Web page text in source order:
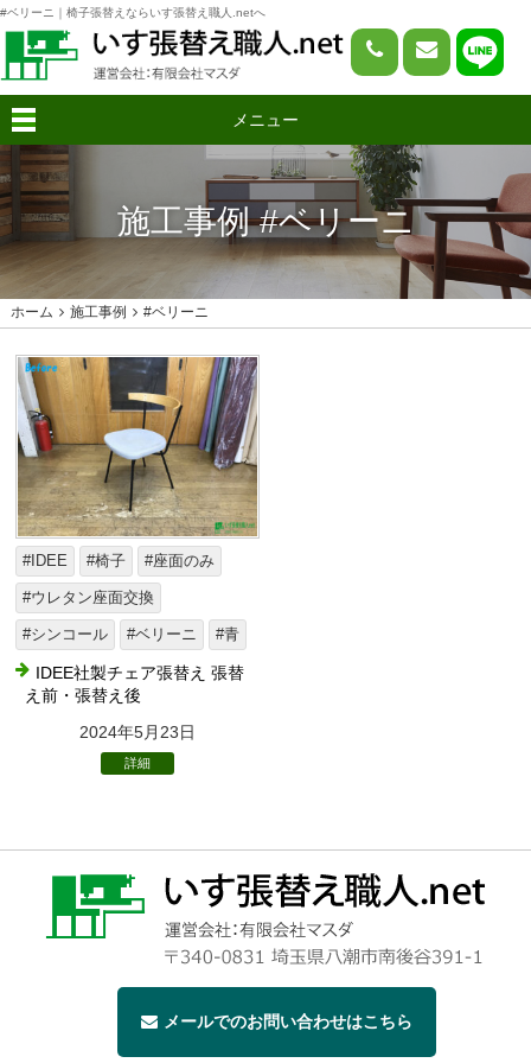
#ベリーニ｜椅子張替えならいす張替え職人.netへ
メニュー
施工事例 #ベリーニ
ホーム 施工事例 #ベリーニ
#IDEE #椅子 #座面のみ
#ウレタン座面交換
#シンコール #ベリーニ #青
IDEE社製チェア張替え 張替
え前・張替え後
2024年5月23日
詳細
メールでのお問い合わせはこちら